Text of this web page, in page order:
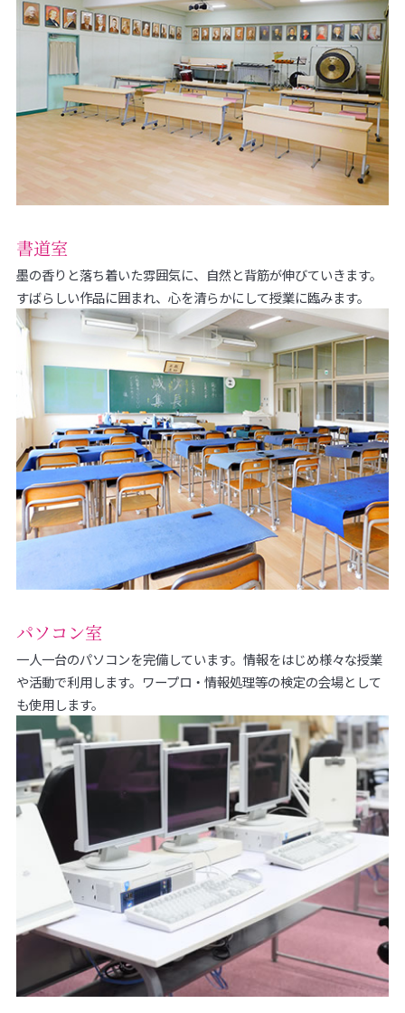
書道室
墨の香りと落ち着いた雰囲気に、自然と背筋が伸びていきます。
すばらしい作品に囲まれ、心を清らかにして授業に臨みます。
パソコン室
一人一台のパソコンを完備しています。情報をはじめ様々な授業
や活動で利用します。ワープロ・情報処理等の検定の会場として
も使用します。